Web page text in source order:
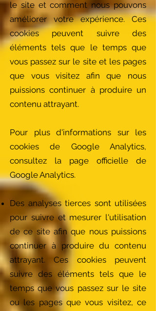
le site et comment nous pouvons
améliorer votre expérience. Ces
cookies peuvent suivre des
éléments tels que le temps que
vous passez sur le site et les pages
que vous visitez afin que nous
puissions continuer à produire un
contenu attrayant.
Pour plus d'informations sur les
cookies de Google Analytics,
consultez la page officielle de
Google Analytics.
Des analyses tierces sont utilisées
pour suivre et mesurer l'utilisation
de ce site afin que nous puissions
continuer à produire du contenu
attrayant. Ces cookies peuvent
suivre des éléments tels que le
temps que vous passez sur le site
ou les pages que vous visitez, ce